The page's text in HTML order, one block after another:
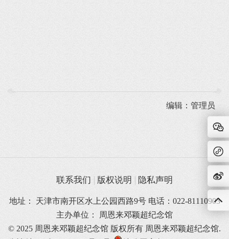
编辑：管理员
联系我们 版权说明 隐私声明
地址： 天津市南开区水上公园西路9号 电话：022-81110903
主办单位： 周恩来邓颖超纪念馆
© 2025 周恩来邓颖超纪念馆 版权所有 周恩来邓颖超纪念馆.